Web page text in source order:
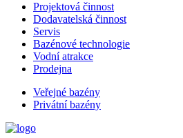
Projektová činnost
Dodavatelská činnost
Servis
Bazénové technologie
Vodní atrakce
Prodejna
Veřejné bazény
Privátní bazény